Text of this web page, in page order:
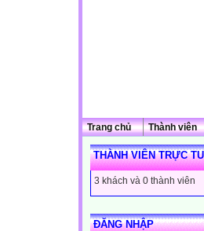
Trang chủ Thành viên
THÀNH VIÊN TRỰC
3 khách và 0 thành viên
ĐĂNG NHẬP